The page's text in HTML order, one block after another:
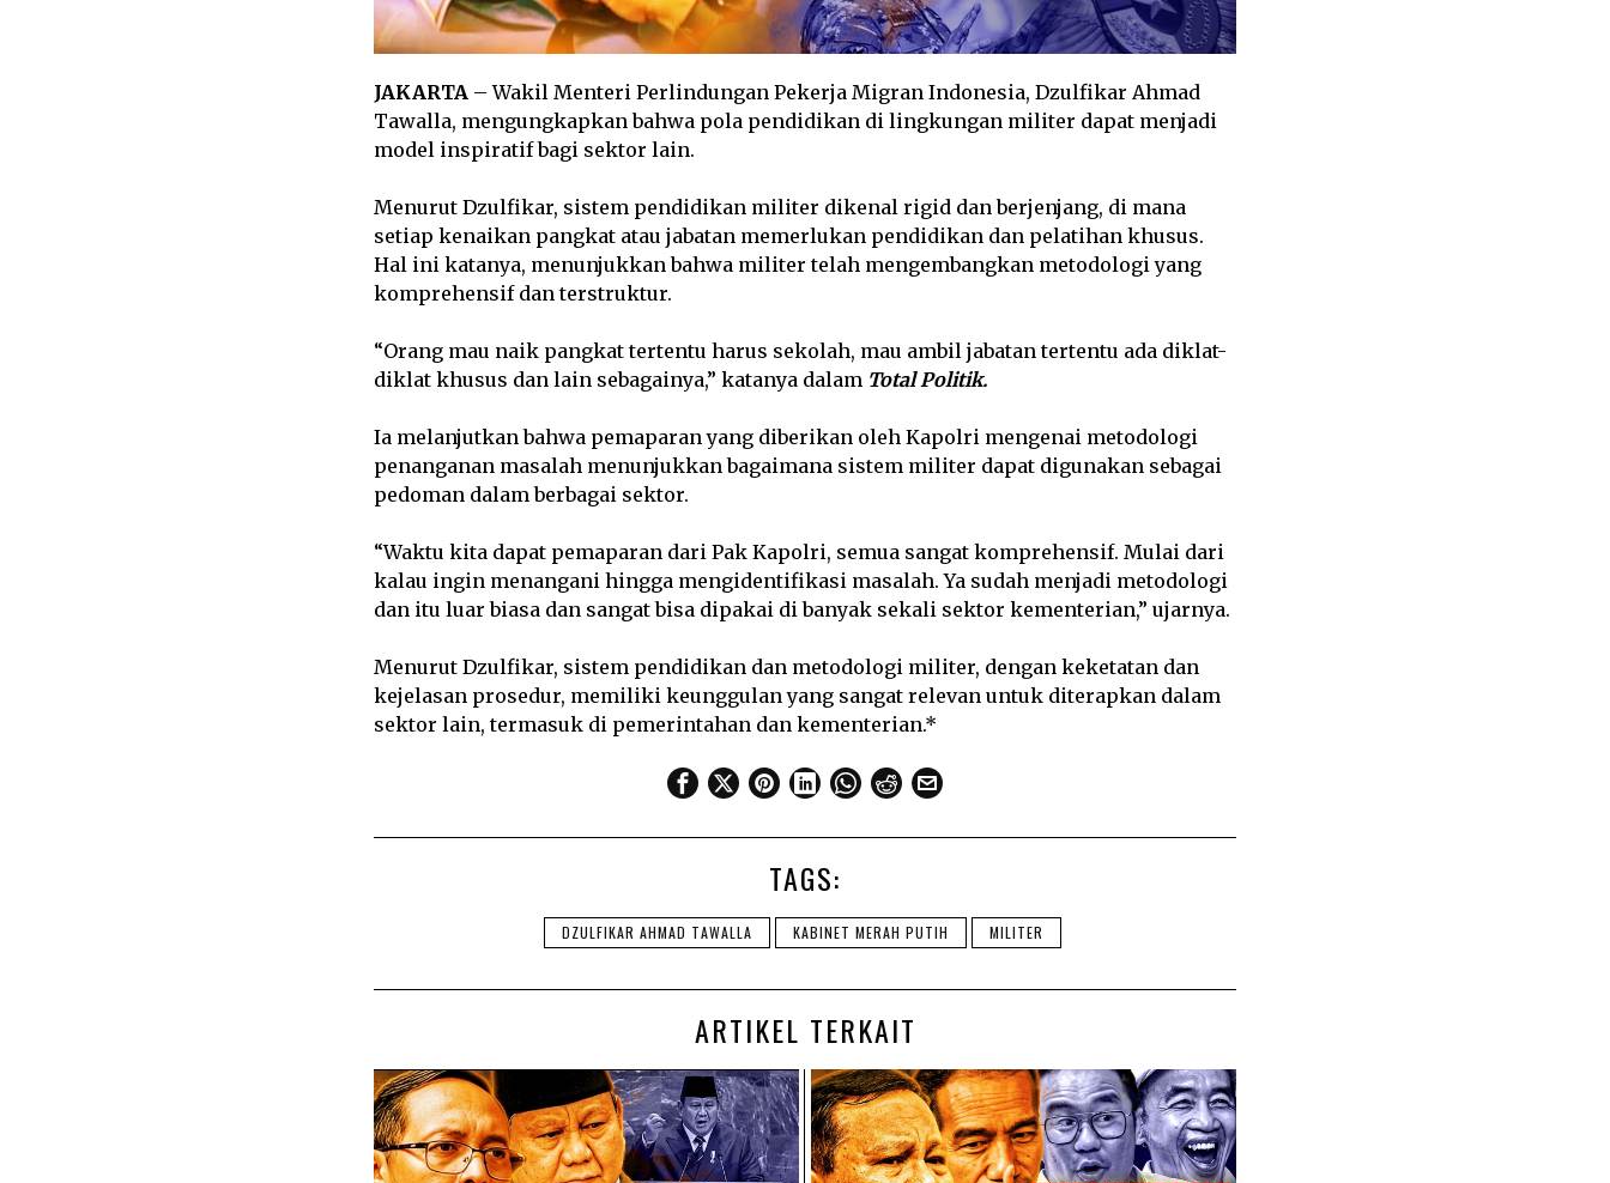
JAKARTA – Wakil Menteri Perlindungan Pekerja Migran Indonesia, Dzulfikar Ahmad
Tawalla, mengungkapkan bahwa pola pendidikan di lingkungan militer dapat menjadi
model inspiratif bagi sektor lain.
Menurut Dzulfikar, sistem pendidikan militer dikenal rigid dan berjenjang, di mana
setiap kenaikan pangkat atau jabatan memerlukan pendidikan dan pelatihan khusus.
Hal ini katanya, menunjukkan bahwa militer telah mengembangkan metodologi yang
komprehensif dan terstruktur.
“Orang mau naik pangkat tertentu harus sekolah, mau ambil jabatan tertentu ada diklat-
diklat khusus dan lain sebagainya,” katanya dalam Total Politik.
Ia melanjutkan bahwa pemaparan yang diberikan oleh Kapolri mengenai metodologi
penanganan masalah menunjukkan bagaimana sistem militer dapat digunakan sebagai
pedoman dalam berbagai sektor.
“Waktu kita dapat pemaparan dari Pak Kapolri, semua sangat komprehensif. Mulai dari
kalau ingin menangani hingga mengidentifikasi masalah. Ya sudah menjadi metodologi
dan itu luar biasa dan sangat bisa dipakai di banyak sekali sektor kementerian,” ujarnya.
Menurut Dzulfikar, sistem pendidikan dan metodologi militer, dengan keketatan dan
kejelasan prosedur, memiliki keunggulan yang sangat relevan untuk diterapkan dalam
sektor lain, termasuk di pemerintahan dan kementerian.*
TAGS:
DZULFIKAR AHMAD TAWALLA KABINET MERAH PUTIH MILITER
ARTIKEL TERKAIT